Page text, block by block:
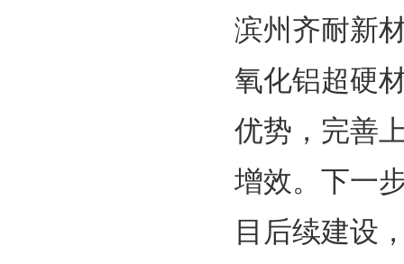
滨州齐耐新
氧化铝超硬
优势，完善
增效。下一
目后续建设